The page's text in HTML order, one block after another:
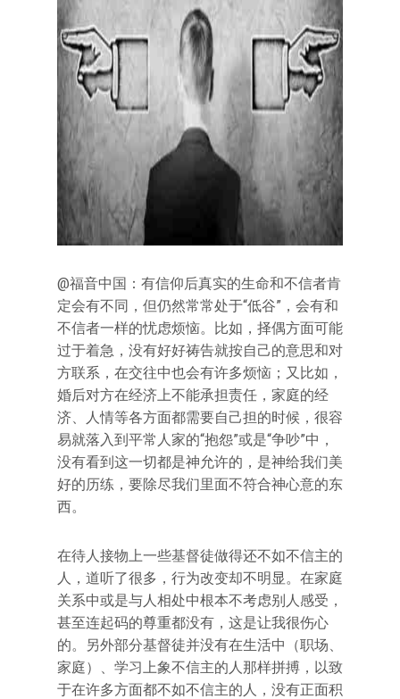
@福音中国：有信仰后真实的生命和不信者肯
定会有不同，但仍然常常处于“低谷”，会有和
不信者一样的忧虑烦恼。比如，择偶方面可能
过于着急，没有好好祷告就按自己的意思和对
方联系，在交往中也会有许多烦恼；又比如，
婚后对方在经济上不能承担责任，家庭的经
济、人情等各方面都需要自己担的时候，很容
易就落入到平常人家的“抱怨”或是“争吵”中，
没有看到这一切都是神允许的，是神给我们美
好的历练，要除尽我们里面不符合神心意的东
西。
在待人接物上一些基督徒做得还不如不信主的
人，道听了很多，行为改变却不明显。在家庭
关系中或是与人相处中根本不考虑别人感受，
甚至连起码的尊重都没有，这是让我很伤心
的。另外部分基督徒并没有在生活中（职场、
家庭）、学习上象不信主的人那样拼搏，以致
于在许多方面都不如不信主的人，没有正面积